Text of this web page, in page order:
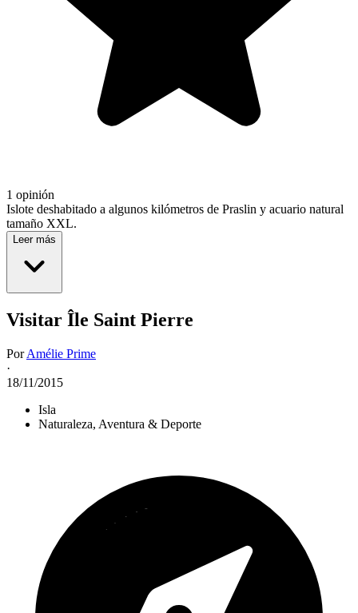
1 opinión
Islote deshabitado a algunos kilómetros de Praslin y acuario natural
tamaño XXL.
Leer más
Visitar Île Saint Pierre
PorAmélie Prime
·
18/11/2015
Isla
Naturaleza, Aventura & Deporte